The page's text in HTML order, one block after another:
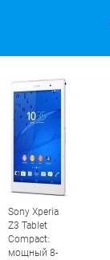
Sony Xperia
Z3 Tablet
Compact:
мощный 8-